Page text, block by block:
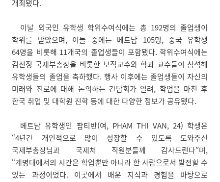
개최됐다.
이날 외국인 유학생 학위수여식에는 총 192명의 졸업생이
학위를 받았으며, 이들 중에는 베트남 105명, 중국 유학생
64명을 비롯해 11개국의 졸업생들이 포함됐다. 학위수여식에는
김선정 국제부총장을 비롯한 보직교수와 학과 교수들이 참석해
유학생들의 졸업을 축하했다. 행사 이후에는 졸업생들이 자신의
미래와 진로에 대해 논의하는 간담회가 열려, 학업을 마친 후
한국 취업 및 대학원 진학 등에 대한 다양한 정보가 공유됐다.
베트남 유학생인 팜티반(여, PHAM THI VAN, 24) 학생은
“4년간 개인적으로 많이 성장할 수 있도록 도와주신
국제부총장님과 국제처 직원분들께 감사드린다”며,
“계명대에서의 시간은 학업뿐만 아니라 한 사람으로서 발전할 수
있는 과정이었다. 이곳에서 배운 지식과 경험을 바탕으로